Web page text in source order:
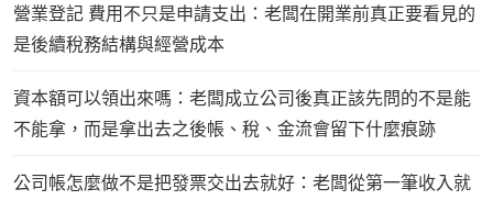
營業登記 費用不只是申請支出：老闆在開業前真正要看見的
是後續稅務結構與經營成本
資本額可以領出來嗎：老闆成立公司後真正該先問的不是能
不能拿，而是拿出去之後帳、稅、金流會留下什麼痕跡
公司帳怎麼做不是把發票交出去就好：老闆從第一筆收入就